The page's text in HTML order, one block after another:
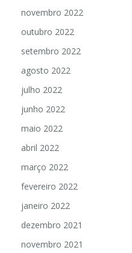
novembro 2022
outubro 2022
setembro 2022
agosto 2022
julho 2022
junho 2022
maio 2022
abril 2022
março 2022
fevereiro 2022
janeiro 2022
dezembro 2021
novembro 2021